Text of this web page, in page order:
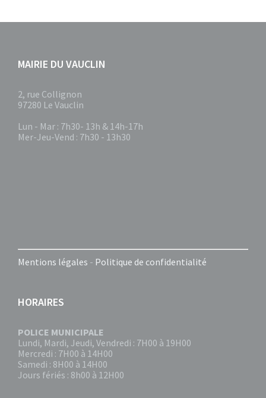
MAIRIE DU VAUCLIN
2, rue Collignon
97280 Le Vauclin
Lun - Mar : 7h30- 13h & 14h-17h
Mer-Jeu-Vend : 7h30 - 13h30
Mentions légales - Politique de confidentialité
HORAIRES
POLICE MUNICIPALE
Lundi, Mardi, Jeudi, Vendredi : 7H00 à 19H00
Mercredi : 7H00 à 14H00
Samedi : 8H00 à 14H00
Jours fériés : 8h00 à 12H00